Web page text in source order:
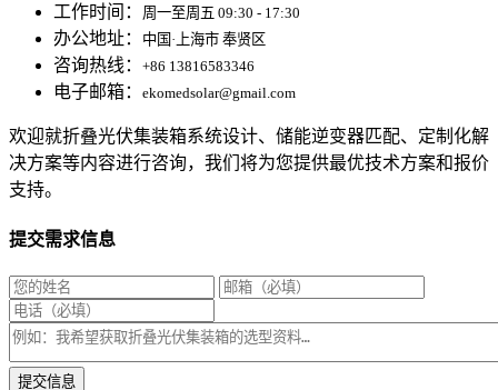
工作时间： 周一至周五 09:30 - 17:30
办公地址： 中国·上海市 奉贤区
咨询热线： +86 13816583346
电子邮箱： ekomedsolar@gmail.com
欢迎就折叠光伏集装箱系统设计、储能逆变器匹配、定制化解
决方案等内容进行咨询，我们将为您提供最优技术方案和报价
支持。
提交需求信息